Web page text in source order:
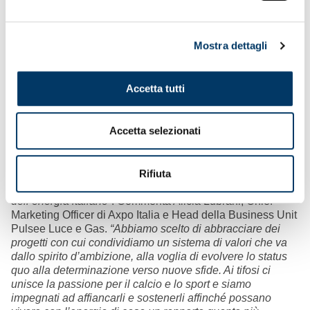
Mostra dettagli
Accetta tutti
Accetta selezionati
Rifiuta
vale 180€ di sconto in 36 mesi sulla doppia fornitura
150€ in 36 mesi sulla doppia fornitura e di 75€ in 36
mesi sulla singola.
Zena, infine, il cashback sarà di 100€ in 36 mesi sulla
doppia fornitura e di 50€ in 36 mesi sulla singola.
“La Serie A di Calcio per noi è la certificazione della
dell’energia italiano”. Commenta Alicia Lubrani, Chief
Marketing Officer di Axpo Italia e Head della Business Unit
Pulsee Luce e Gas. “Abbiamo scelto di abbracciare dei
progetti con cui condividiamo un sistema di valori che va
dallo spirito d’ambizione, alla voglia di evolvere lo status
quo alla determinazione verso nuove sfide. Ai tifosi ci
unisce la passione per il calcio e lo sport e siamo
impegnati ad affiancarli e sostenerli affinché possano